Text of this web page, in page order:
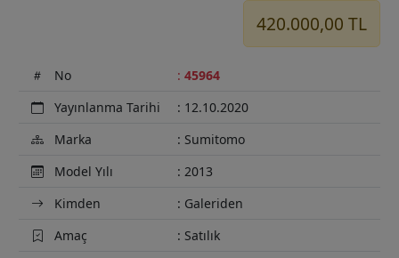
420.000,00 TL
No : 45964
Yayınlanma Tarihi
: 12.10.2020
Marka
: Sumitomo
Model Yılı
: 2013
Kimden
: Galeriden
Amaç
: Satılık